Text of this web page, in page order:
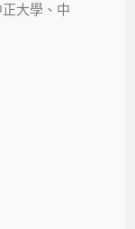
大學、中